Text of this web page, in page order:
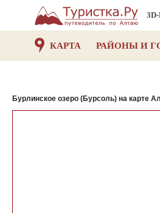
КАРТА РАЙОНЫ И
Бурлинское озеро (Бурсоль) на карте